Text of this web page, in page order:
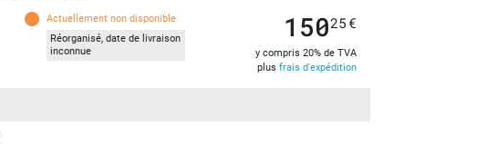
Actuellement non disponible
Réorganisé, date de livraison
inconnue
15025 €
y compris 20% de TVA
plus frais d'expédition